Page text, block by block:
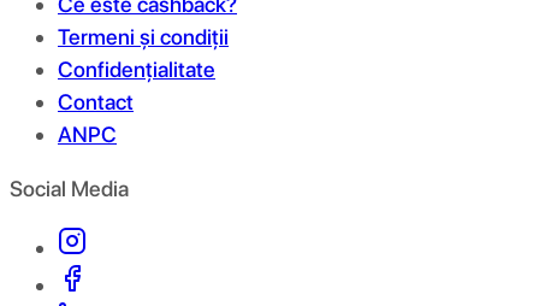
Termeni și condiții
Confidențialitate
Contact
ANPC
Social Media